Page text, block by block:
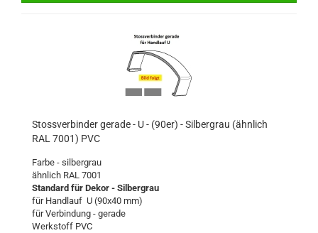
Stossverbinder gerade - U - (90er) - Silbergrau (ähnlich
RAL 7001) PVC
Farbe - silbergrau
ähnlich RAL 7001
Standard für Dekor - Silbergrau
für Handlauf U (90x40 mm)
für Verbindung - gerade
Werkstoff PVC